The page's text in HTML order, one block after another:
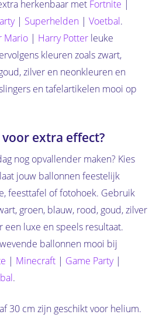
herkenbaar met Fortnite
| Superhelden| Voetbal.
Mario| Harry Potterleuke
kleuren zoals zwart,
zilver en neonkleuren en
en tafelartikelen mooi op
extra effect?
nog opvallender maken? Kies
jouw ballonnen feestelijk
feesttafel of fotohoek. Gebruik
groen, blauw, rood, goud, zilver
een luxe en speels resultaat.
ballonnen mooi bij
| Minecraft| Game Party|
.
30 cm zijn geschikt voor helium.